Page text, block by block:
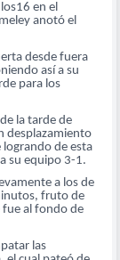
en el
anotó el
desde fuera
así a su
para los
la tarde de
desplazamiento
logrando de esta
su equipo 3-1.
a los de
fruto de
fue al fondo de
las